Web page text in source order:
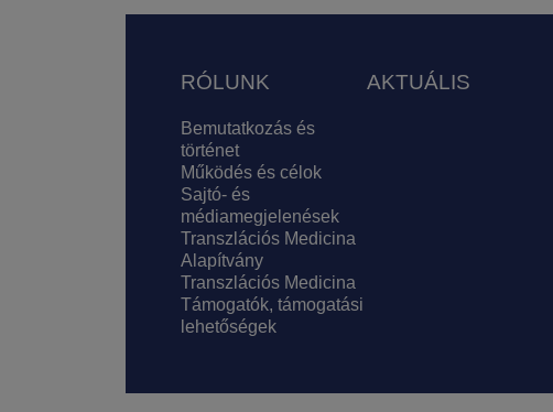
Lábléc
RÓLUNK
Bemutatkozás és
történet
Működés és célok
Sajtó- és
médiamegjelenések
Transzlációs Medicina
Alapítvány
Transzlációs Medicina
Támogatók, támogatási
lehetőségek
AKTUÁLIS